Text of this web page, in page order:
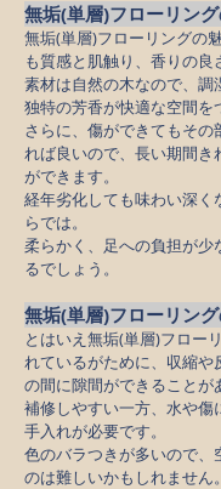
無垢(単層)フローリン
無垢(単層)フローリングの
も質感と肌触り、香りの良
素材は自然の木なので、調
独特の芳香が快適な空間を
さらに、傷ができてもその
れば良いので、長い期間き
ができます。
経年劣化しても味わい深く
らでは。
柔らかく、足への負担が少
るでしょう。
無垢(単層)フローリン
とはいえ無垢(単層)フロー
れているがために、収縮や
の間に隙間ができることが
補修しやすい一方、水や傷
手入れが必要です。
色のバラつきが多いので、
のは難しいかもしれません。